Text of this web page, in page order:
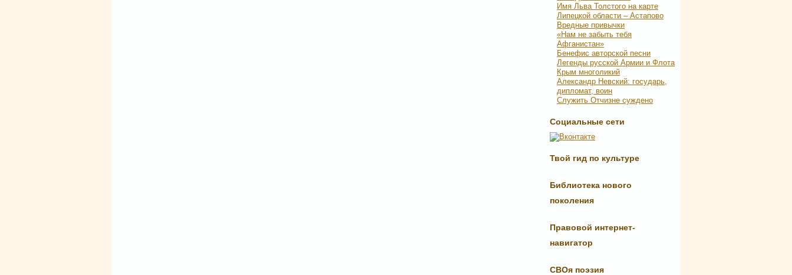
Имя Льва Толстого на карте
Липецкой области – Астапово
Вредные привычки
«Нам не забыть тебя
Афганистан»
Бенефис авторской песни
Легенды русской Армии и Флота
Крым многоликий
Александр Невский: государь,
дипломат, воин
Служить Отчизне суждено
Социальные сети
Твой гид по культуре
Библиотека нового
поколения
Правовой интернет-
навигатор
СВОя поэзия